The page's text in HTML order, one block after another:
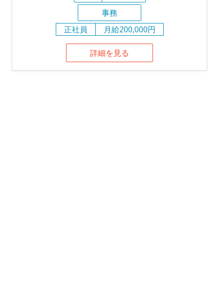
事務
正社員
月給200,000円
詳細を見る